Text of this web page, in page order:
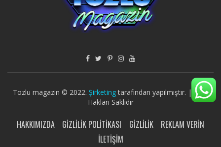
Tozlu magazin © 2022. Şirketingtarafından yapılmıştır. | Tüm
Hakları Saklıdır
HAKKIMIZDA GIZLILIK POLITIKASI GIZLILIK
REKLAM VERIN
İLETIŞIM